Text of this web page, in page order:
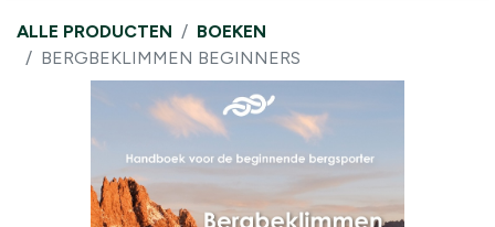
ALLE PRODUCTEN
BOEKEN
BERGBEKLIMMEN BEGINNERS